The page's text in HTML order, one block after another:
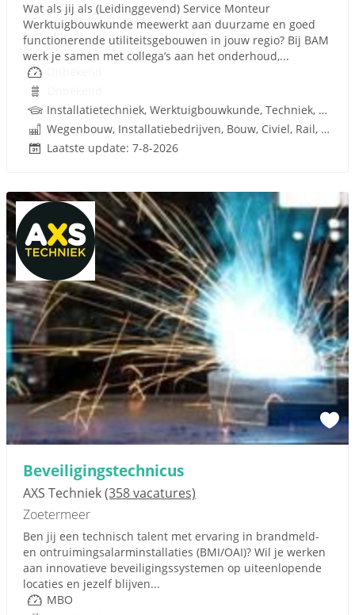
Wat als jij als (Leidinggevend) Service Monteur
Werktuigbouwkunde meewerkt aan duurzame en goed
functionerende utiliteitsgebouwen in jouw regio? Bij BAM
werk je samen met collega’s aan het onderhoud,...
Installatietechniek, Werktuigbouwkunde, Techniek, Rijbewijs
Wegenbouw, Installatiebedrijven, Bouw, Civiel, Rail, Infrastructuren
Laatste update: 7-8-2026
Beveiligingstechnicus
AXS Techniek(358 vacatures)
Zoetermeer
Ben jij een technisch talent met ervaring in brandmeld-
en ontruimingsalarminstallaties (BMI/OAI)? Wil je werken
aan innovatieve beveiligingssystemen op uiteenlopende
locaties en jezelf blijven...
MBO